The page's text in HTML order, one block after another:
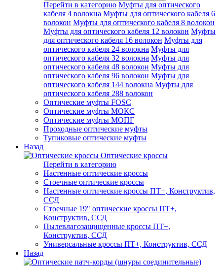
Перейти в категорию Муфты для оптического
кабеля 4 волокна Муфты для оптического кабеля 6
волокон Муфты для оптического кабеля 8 волокон
Муфты для оптического кабеля 12 волокон Муфты
для оптического кабеля 16 волокон Муфты для
оптического кабеля 24 волокна Муфты для
оптического кабеля 32 волокна Муфты для
оптического кабеля 48 волокон Муфты для
оптического кабеля 96 волокон Муфты для
оптического кабеля 144 волокна Муфты для
оптического кабеля 288 волокон
Оптические муфты FOSC
Оптические муфты МОКС
Оптические муфты МОПГ
Проходные оптические муфты
Тупиковые оптические муфты
Назад
Оптические кроссы
Перейти в категорию
Настенные оптические кроссы
Стоечные оптические кроссы
Настенные оптические кроссы ПТ+, Конструктив,
ССД
Стоечные 19" оптические кроссы ПТ+,
Конструктив, ССД
Пылевлагозащищенные кроссы ПТ+,
Конструктив, ССД
Универсальные кроссы ПТ+, Конструктив, ССД
Назад